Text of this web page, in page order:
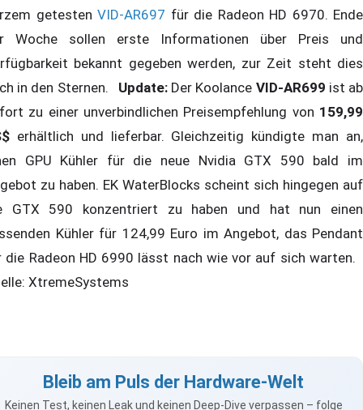
getesten VID-AR697 für die Radeon HD 6970. Ende
Woche sollen erste Informationen über Preis und
bekannt gegeben werden, zur Zeit steht dies
in den Sternen. Update: Der Koolance VID-AR699 ist ab
zu einer unverbindlichen Preisempfehlung von 159,99
erhältlich und lieferbar. Gleichzeitig kündigte man an,
GPU Kühler für die neue Nvidia GTX 590 bald im
zu haben. EK WaterBlocks scheint sich hingegen auf
GTX 590 konzentriert zu haben und hat nun einen
Kühler für 124,99 Euro im Angebot, das Pendant
die Radeon HD 6990 lässt nach wie vor auf sich warten.
XtremeSystems
Bleib am Puls der Hardware-Welt
Keinen Test, keinen Leak und keinen Deep-Dive verpassen – folge